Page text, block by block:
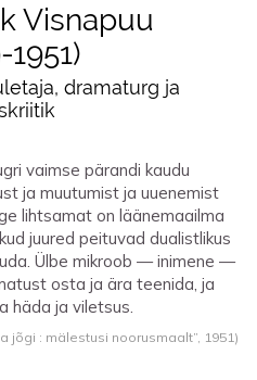
Visnapuu
-1951
dramaturg ja
vaimse pärandi kaudu
ja muutumist ja uuenemist
lihtsamat on läänemaailma
juured peituvad dualistlikus
Ülbe mikroob — inimene —
osta ja ära teenida, ja
häda ja viletsus.
jõgi : mälestusi noorusmaalt”, 1951 )